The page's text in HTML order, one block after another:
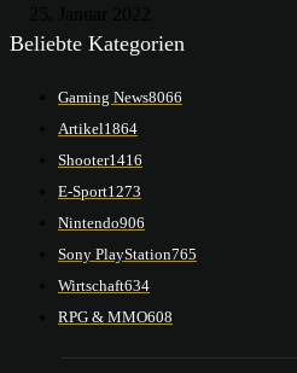
Beliebte Kategorien
Gaming News8066
Artikel1864
Shooter1416
E-Sport1273
Nintendo906
Sony PlayStation765
Wirtschaft634
RPG & MMO608